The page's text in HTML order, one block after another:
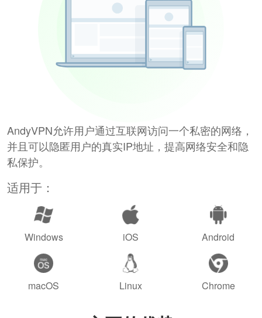
AndyVPN允许用户通过互联网访问一个私密的网络，
并且可以隐匿用户的真实IP地址，提高网络安全和隐
私保护。
适用于：
Windows iOS Android
macOS Linux Chrome